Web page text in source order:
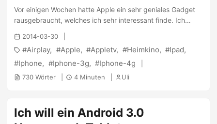
Vor einigen Wochen hatte Apple ein sehr geniales Gadget
rausgebraucht, welches ich sehr interessant finde. Ich
spreche vom Apple TV , einer kleinen Set-Top-Box von
(wen wundert’s) Apple. Das Gerät ist als Streaming-Gerät
ausgelegt und fügt sich in die heimische Apple-Landschaft
ein. In diesem Artikel möchte ich kurz drauf eingehen,
warum es in der neuen, zweiten Generation nun interessant
2014-03-30
Airplay Apple Appletv Heimkino
Ipad
Iphone
Iphone-3g Iphone-4g
730 Wörter 4 Minuten Uli
Ich will ein Android 3.0